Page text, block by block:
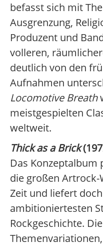
befasst sich mit
Ausgrenzung,
Produzent und
volleren,
deutlich von den
Aufnahmen
Locomotive Breath
meistgespielten
weltweit.
Thick as a Brick
Das
die großen
Zeit und liefert
ambitioniertesten
Rockgeschichte.